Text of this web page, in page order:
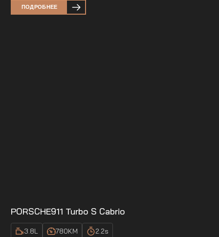
ПОДРОБНЕЕ
PORSCHE911 Turbo S Cabrio
3.8L 780KM 2.2s